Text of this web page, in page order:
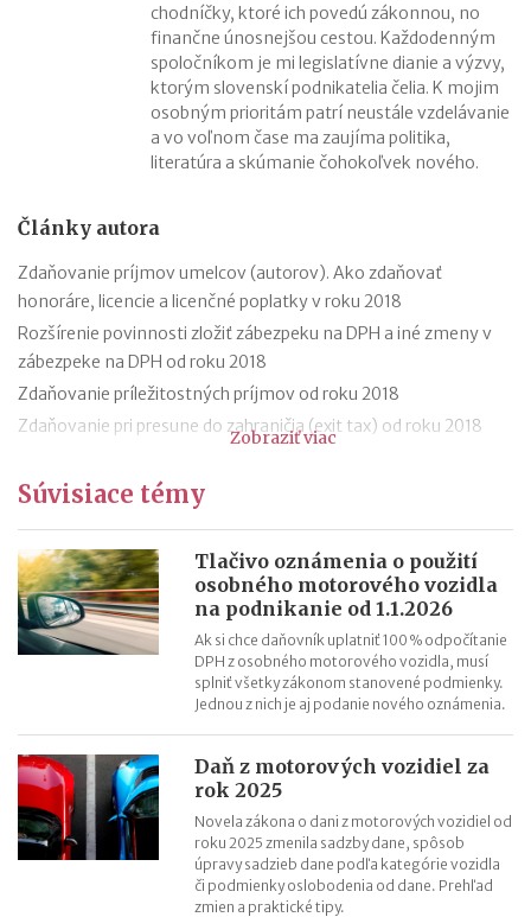
chodníčky, ktoré ich povedú zákonnou, no
finančne únosnejšou cestou. Každodenným
spoločníkom je mi legislatívne dianie a výzvy,
ktorým slovenskí podnikatelia čelia. K mojim
osobným prioritám patrí neustále vzdelávanie
a vo voľnom čase ma zaujíma politika,
literatúra a skúmanie čohokoľvek nového.
Články autora
Zdaňovanie príjmov umelcov (autorov). Ako zdaňovať
honoráre, licencie a licenčné poplatky v roku 2018
Rozšírenie povinnosti zložiť zábezpeku na DPH a iné zmeny v
zábezpeke na DPH od roku 2018
Zdaňovanie príležitostných príjmov od roku 2018
Zdaňovanie pri presune do zahraničia (exit tax) od roku 2018
Daňový bonus na hypotéky pre mladých od roku 2018
príjmov
Superodpočet nákladov na výskum a vývoj porastie od 1.1.2018
na 100 %
Daňové tajomstvo od roku 2018 a nové verejné zoznamy
Záväzné stanoviská budú od 1.1.2018 lacnejšie
Zobraziť viac
Súvisiace témy
Tlačivo oznámenia o použití
osobného motorového vozidla
na podnikanie od 1.1.2026
Ak si chce daňovník uplatniť 100 % odpočítanie
DPH z osobného motorového vozidla, musí
splniť všetky zákonom stanovené podmienky.
Jednou z nich je aj podanie nového oznámenia.
Daň z motorových vozidiel za
rok 2025
Novela zákona o dani z motorových vozidiel od
roku 2025 zmenila sadzby dane, spôsob
úpravy sadzieb dane podľa kategórie vozidla
či podmienky oslobodenia od dane. Prehľad
zmien a praktické tipy.